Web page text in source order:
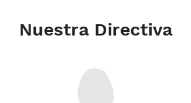
Nuestra Directiva